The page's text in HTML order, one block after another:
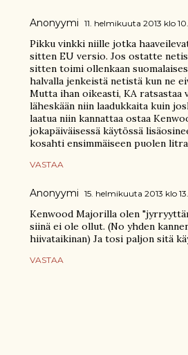
Anonyymi 11. helmikuuta 2013 klo
Pikku vinkki niille jotka
sitten EU versio. Jos ostatte
sitten toimi ollenkaan
halvalla jenkeistä netistä kun ne
Mutta ihan oikeasti, KA ratsastaa
läheskään niin laadukkaita kuin
laatua niin kannattaa ostaa
jokapäiväisessä käytössä
kosahti ensimmäiseen puolen
VASTAA
Anonyymi 15. helmikuuta 2013 klo
Kenwood Majorilla olen
siinä ei ole ollut. (No yhden
hiivataikinan) Ja tosi paljon sitä
VASTAA